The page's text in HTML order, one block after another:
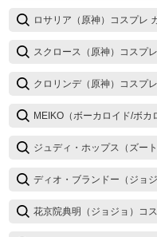
ロサリア（原神）コスプレ
スクロース（原神）コスプ
クロリンデ（原神）コスプ
MEIKO（ボーカロイド/ボカ
ジュディ・ホップス（ズー
ディオ・ブランドー（ジョ
花京院典明（ジョジョ）コ